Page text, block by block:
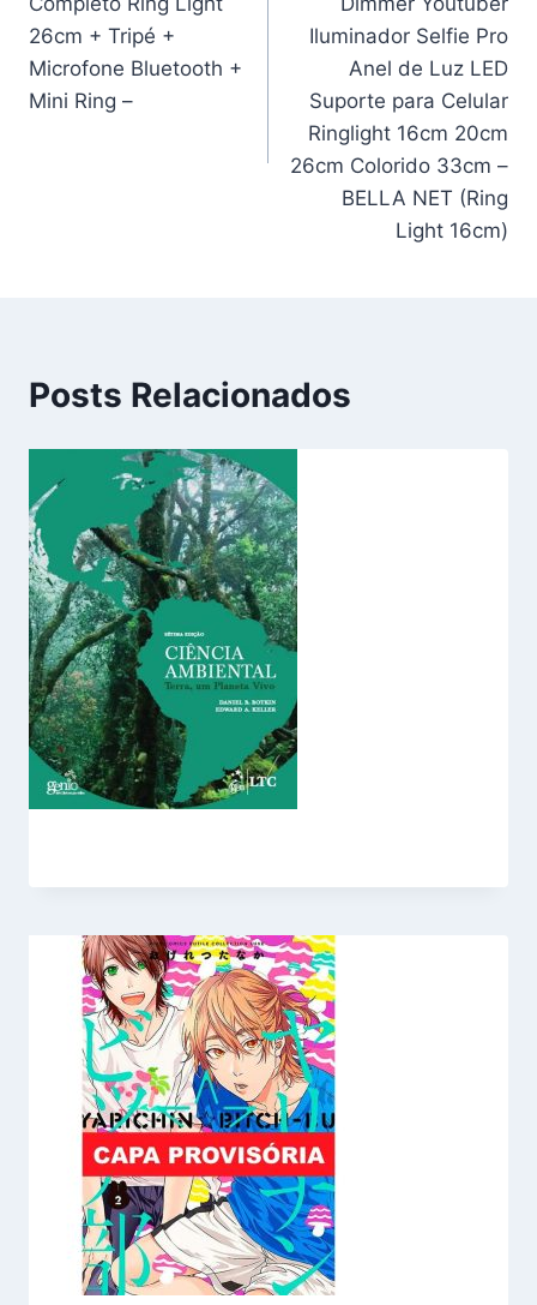
Post
26cm + Tripé +
Microfone Bluetooth +
Mini Ring –
Iluminador Selfie Pro
Anel de Luz LED
Suporte para Celular
Ringlight 16cm 20cm
26cm Colorido 33cm –
BELLA NET (Ring
Light 16cm)
Posts Relacionados